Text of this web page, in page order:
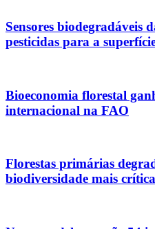
Sensores biodegradáveis
pesticidas para a
Bioeconomia florestal
internacional na FAO
Florestas primárias
biodiversidade mais